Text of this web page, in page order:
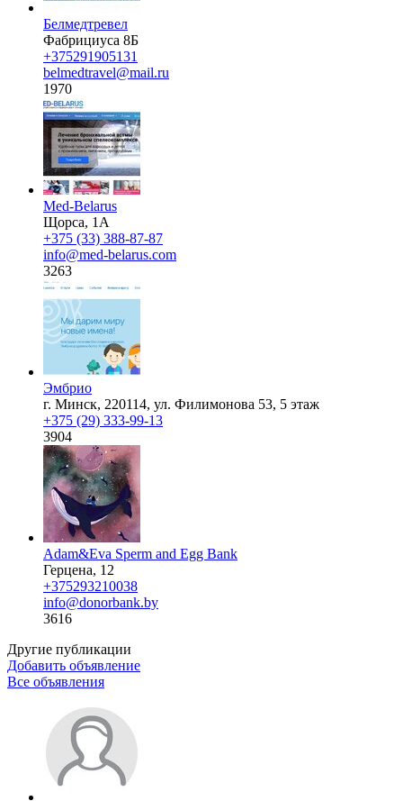
Белмедтревел
Фабрициуса 8Б
+375291905131
belmedtravel@mail.ru
1970
Med-Belarus
Щорса, 1А
+375 (33) 388-87-87
info@med-belarus.com
3263
Эмбрио
г. Минск, 220114, ул. Филимонова 53, 5 этаж
+375 (29) 333-99-13
3904
Adam&Eva Sperm and Egg Bank
Герцена, 12
+375293210038
info@donorbank.by
3616
Другие публикации
Добавить объявление
Все объявления